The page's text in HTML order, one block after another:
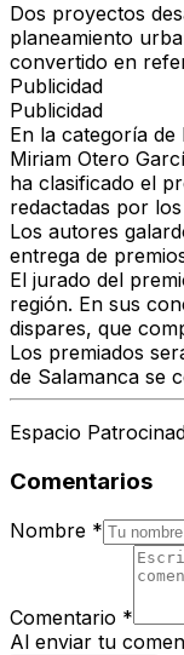
Dos proyectos
planeamiento
convertido en
Publicidad
Publicidad
En la categoría
Miriam Otero
ha clasificado el
redactadas por
Los autores
entrega de
El jurado del
región. En sus
dispares, que
Los premiados
de Salamanca se
Espacio
Comentarios
Nombre *
Comentario *
Al enviar tu